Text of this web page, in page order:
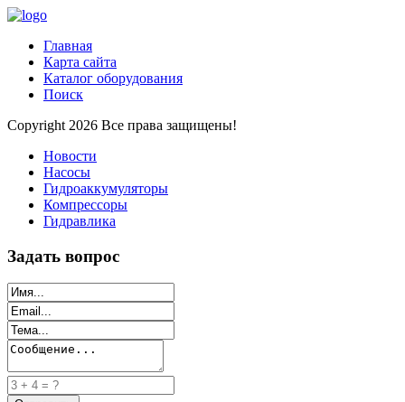
Главная
Карта сайта
Каталог оборудования
Поиск
Copyright 2026 Все права защищены!
Новости
Насосы
Гидроаккумуляторы
Компрессоры
Гидравлика
Задать вопрос